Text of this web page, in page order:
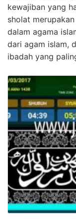
kewajiban yang
sholat
dalam agama
dari agam islam,
ibadah yang